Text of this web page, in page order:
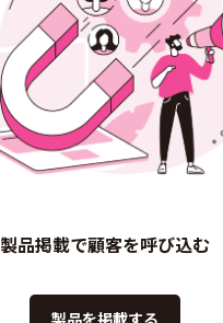
製品掲載で顧客を呼び込む
製品を掲載する